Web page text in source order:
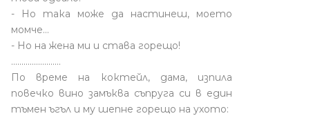
- Но така може да настинеш, моето
момче…
- Но на жена ми и става горещо!
........................
По време на коктейл, дама, изпила
повечко вино замъква съпруга си в един
тъмен ъгъл и му шепне горещо на ухото: